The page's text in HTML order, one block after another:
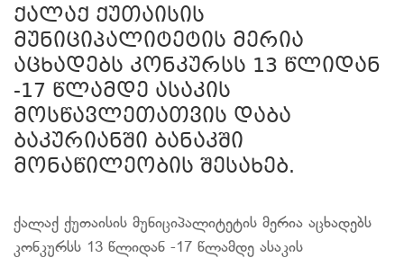
ქალაქ ქუთაისის
მუნიციპალიტეტის მერია
აცხადებს კონკურსს 13 წლიდან
-17 წლამდე ასაკის
მოსწავლეთათვის დაბა
ბაკურიანში ბანაკში
მონაწილეობის შესახებ.
ქალაქ ქუთაისის მუნიციპალიტეტის მერია აცხადებს
კონკურსს 13 წლიდან -17 წლამდე ასაკის